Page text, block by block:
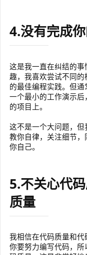
4.没有完成
这是我一直在纠结的
趣，我喜欢尝试不同
的最佳编程实践。但
一个最小的工作演示后
的项目上。
这不是一个大问题，
教你自律，关注细节
你自己。
5.不关心代
质量
我相信在代码质量和代
你要努力编写代码，